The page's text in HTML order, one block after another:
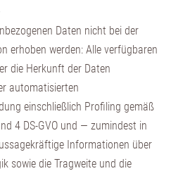
Daten nicht bei der
erhoben werden: Alle verfügbaren
die Herkunft der Daten
automatisierten
einschließlich Profiling gemäß
4 DS-GVO und — zumindest in
Informationen über
sowie die Tragweite und die